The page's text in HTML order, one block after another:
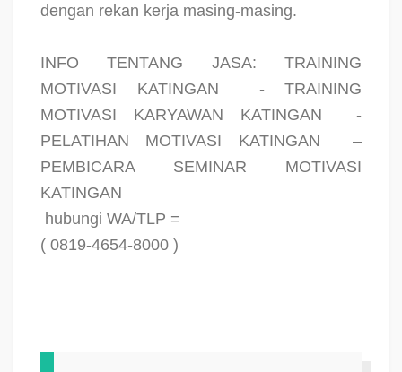
dengan rekan kerja masing-masing.
INFO TENTANG JASA: TRAINING
MOTIVASI KATINGAN
- TRAINING
MOTIVASI KARYAWAN KATINGAN
-
PELATIHAN MOTIVASI KATINGAN
–
PEMBICARA SEMINAR MOTIVASI
KATINGAN
hubungi WA/TLP =
( 0819-4654-8000 )